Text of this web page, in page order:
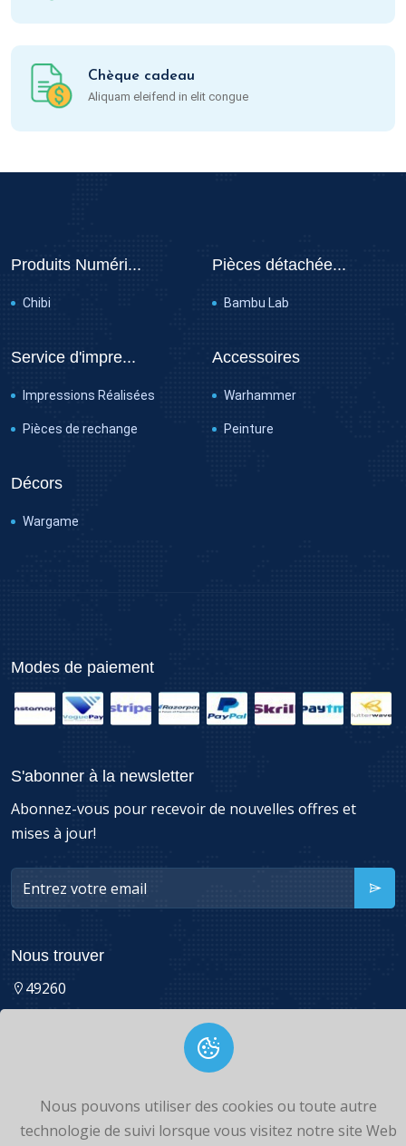
Chèque cadeau
Aliquam eleifend in elit congue
Produits Numéri...
Chibi
Pièces détachée...
Bambu Lab
Service d'impre...
Impressions Réalisées
Pièces de rechange
Accessoires
Warhammer
Peinture
Décors
Wargame
Modes de paiement
S'abonner à la newsletter
Abonnez-vous pour recevoir de nouvelles offres et
mises à jour!
Nous trouver
49260
Copyright © 2026 Tous droits réservés
Politique de Cookies, Retours et Remboursements,
Nous pouvons utiliser des cookies ou toute autre
technologie de suivi lorsque vous visitez notre site Web